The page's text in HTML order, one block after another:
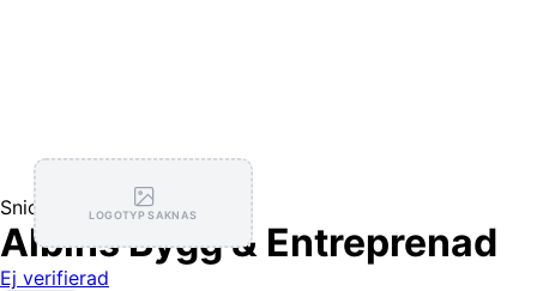
LOGOTYP SAKNAS
Snickare
Albins Bygg & Entreprenad
Ej verifierad